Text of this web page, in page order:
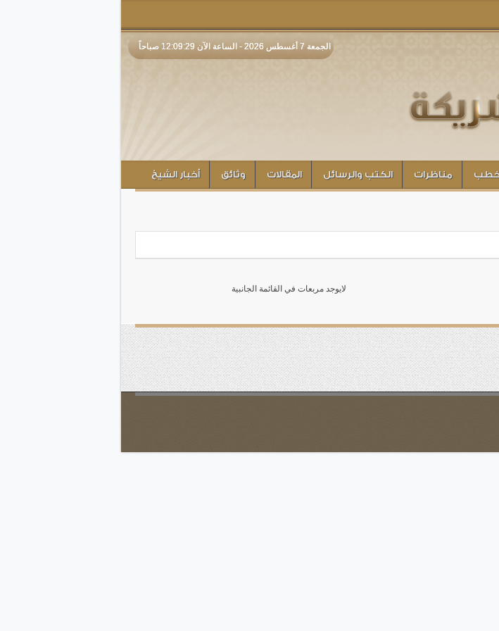
الجمعة 7 أغسطس 2026 - الساعة الآن 12:09:30 صباحاً
مناظرات الكتب والرسائل المقالات وثائق أخبار الشيخ
لايوجد مربعات في القائمة الجانبية